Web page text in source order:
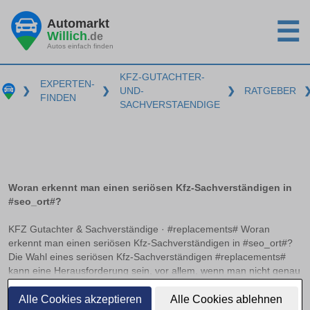
Alle Cookies akzeptieren Alle Cookies ablehnen
Automarkt
Willich.de
Autos einfach finden ☰
❯
EXPERTEN-
FINDEN
❯
KFZ-GUTACHTER-
UND-
SACHVERSTAENDIGE
❯ RATGEBER
Woran erkennt man einen seriösen Kfz-Sachverständigen in
#seo_ort#?
KFZ Gutachter & Sachverständige · #replacements# Woran
erkennt man einen seriösen Kfz-Sachverständigen in #seo_ort#?
Die Wahl eines seriösen Kfz-Sachverständigen #replacements#
kann eine Herausforderung sein, vor allem, wenn man nicht genau
weiß, worauf zu achten ist. Anerkannte Zertifizierungen und
Verbandsmitgliedschaften können hier als wichtige Indikatoren
weiterlesen